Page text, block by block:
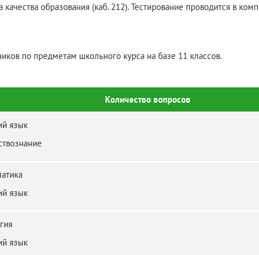
образования (каб. 212). Тестирование проводится в
по предметам школьного курса на базе 11 классов.
Количество вопросов
язык
язык
язык